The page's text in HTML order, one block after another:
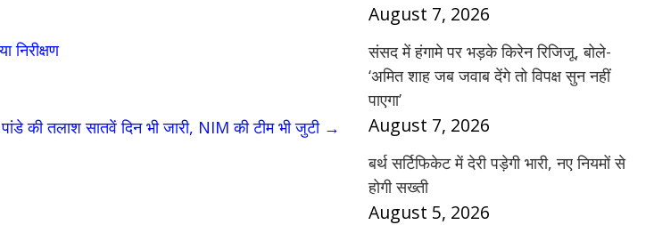
पांडे की तलाश सातवें दिन भी जारी, NIM की टीम भी जुटी →
August 7, 2026
संसद में हंगामे पर भड़के किरेन रिजिजू, बोले-
‘अमित शाह जब जवाब देंगे तो विपक्ष सुन नहीं
पाएगा’
August 7, 2026
बर्थ सर्टिफिकेट में देरी पड़ेगी भारी, नए नियमों से
होगी सख्ती
August 5, 2026